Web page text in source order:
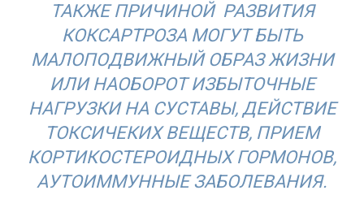
ТАКЖЕ ПРИЧИНОЙ РАЗВИТИЯ
КОКСАРТРОЗА МОГУТ БЫТЬ
МАЛОПОДВИЖНЫЙ ОБРАЗ ЖИЗНИ
ИЛИ НАОБОРОТ ИЗБЫТОЧНЫЕ
НАГРУЗКИ НА СУСТАВЫ, ДЕЙСТВИЕ
ТОКСИЧЕКИХ ВЕЩЕСТВ, ПРИЕМ
КОРТИКОСТЕРОИДНЫХ ГОРМОНОВ,
АУТОИММУННЫЕ ЗАБОЛЕВАНИЯ.